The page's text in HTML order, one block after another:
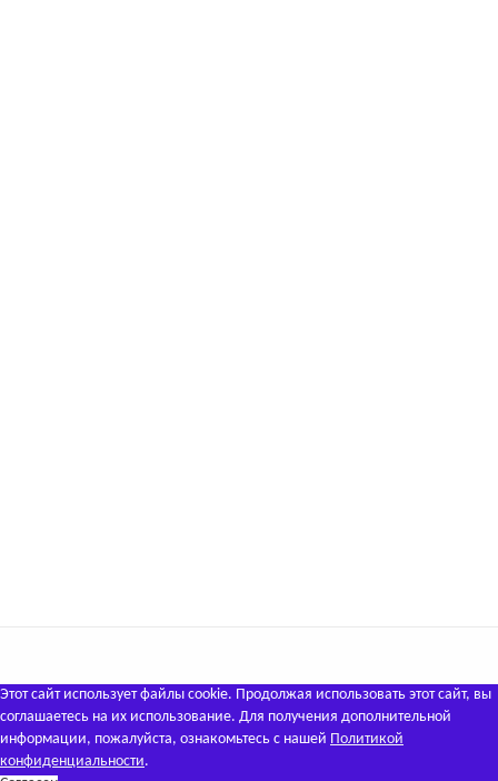
Этот сайт использует файлы cookie. Продолжая использовать этот сайт, вы
соглашаетесь на их использование. Для получения дополнительной
информации, пожалуйста, ознакомьтесь с нашей Политикой
конфиденциальности.